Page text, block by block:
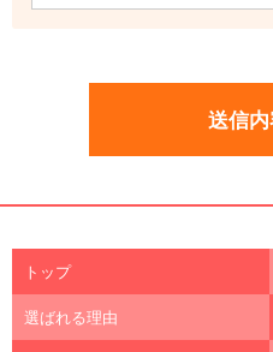
トップ
選ばれる理由